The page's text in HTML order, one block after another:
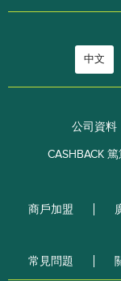
中文
公司資料
CASHBACK
商戶加盟
常見問題